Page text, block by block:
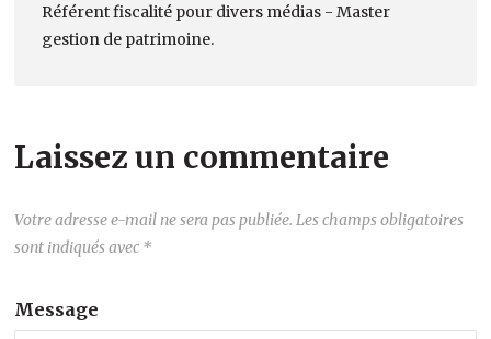
Référent fiscalité pour divers médias - Master
gestion de patrimoine.
Laissez un commentaire
Votre adresse e-mail ne sera pas publiée. Les champs obligatoires
sont indiqués avec *
Message